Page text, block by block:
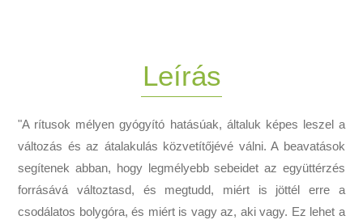
Leírás
"A rítusok mélyen gyógyító hatásúak, általuk képes leszel a
változás és az átalakulás közvetítőjévé válni. A beavatások
segítenek abban, hogy legmélyebb sebeidet az együttérzés
forrásává változtasd, és megtudd, miért is jöttél erre a
csodálatos bolygóra, és miért is vagy az, aki vagy. Ez lehet a